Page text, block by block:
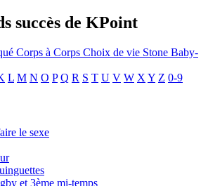
succès de KPoint
Corps à Corps Choix de vie Stone Baby-
L M N O P Q R S T U V W X Y Z 0-9
le sexe
et 3ème mi-temps